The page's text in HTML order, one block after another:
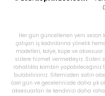
Her gün güncellenen yeni sezon
çalışan iş kadınlarına yönelik
modelleri, kolye, küpe ve
sizlere hizmet vermekteyiz. Sizleri
rahatlıkla kombin yapabileceğiniz
bulabilirsiniz. Sitemizden satın
özel gün ve gecelerinizde daha
aksesuarları ile kendinizi daha